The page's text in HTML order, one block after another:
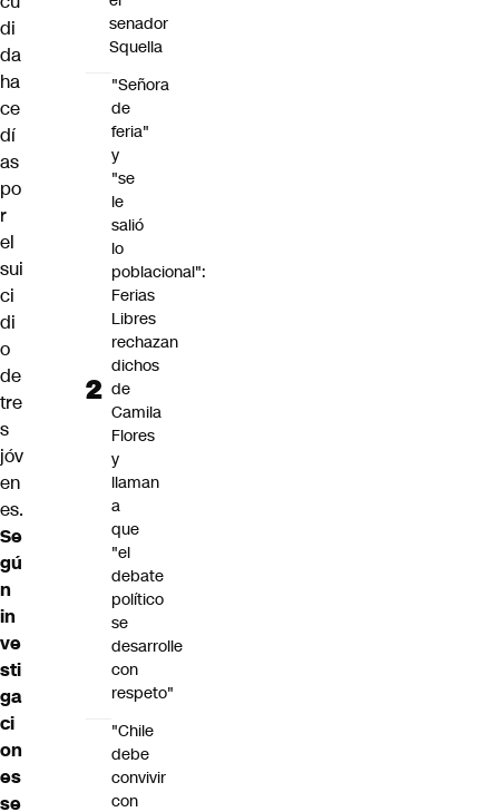
di
da
ha
ce
dí
as
po
r
el
sui
ci
di
o
de
tre
s
jóv
en
es.
Se
gú
n
in
ve
sti
ga
ci
on
es
se
senador
Squella
"Señora
de
feria"
y
"se
le
salió
lo
poblacional":
Ferias
Libres
rechazan
dichos
de
Camila
Flores
y
llaman
a
que
"el
debate
político
se
desarrolle
con
respeto"
"Chile
debe
convivir
con